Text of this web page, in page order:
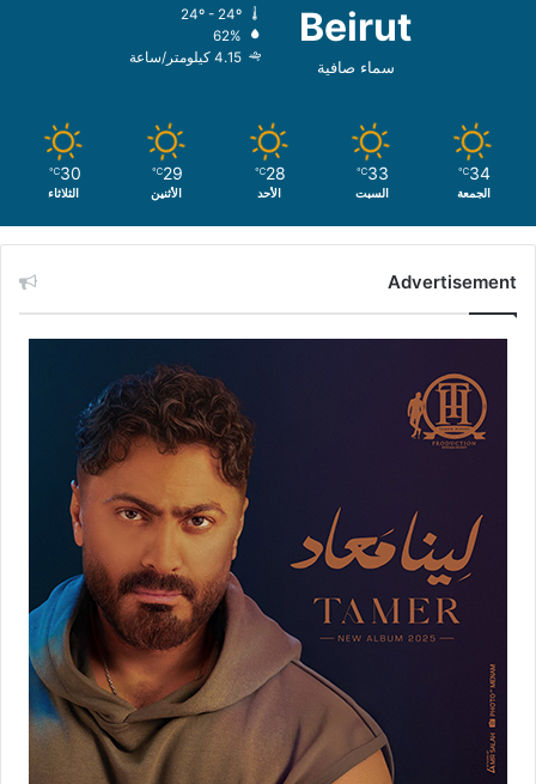
Beirut
سماء صافية
62%
4.15 كيلومتر/ساعة
34
℃
الجمعة
33
℃
السبت
28
℃
الأحد
29
℃
الأثنين
30
℃
الثلاثاء
Advertisement